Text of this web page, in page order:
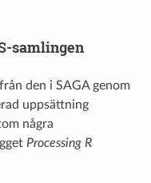
samlingen
den i SAGA genom
uppsättning
några
Processing R